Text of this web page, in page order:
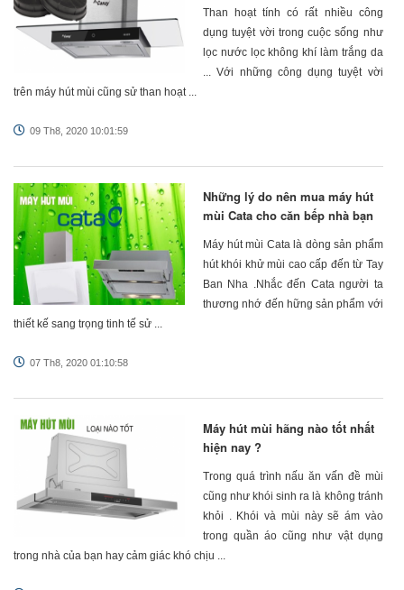
Than hoạt tính có rất nhiều công
dụng tuyệt vời trong cuộc sống như
lọc nước lọc không khí làm trắng da
... Với những công dụng tuyệt vời
trên máy hút mùi cũng sử than hoạt ...
09 Th8, 2020 10:01:59
Những lý do nên mua máy hút
mùi Cata cho căn bếp nhà bạn
Máy hút mùi Cata là dòng sản phẩm
hút khói khử mùi cao cấp đến từ Tay
Ban Nha .Nhắc đến Cata người ta
thương nhớ đến hững sản phẩm với
thiết kế sang trọng tinh tế sử ...
07 Th8, 2020 01:10:58
Máy hút mùi hãng nào tốt nhất
hiện nay ?
Trong quá trình nấu ăn vấn đề mùi
cũng như khói sinh ra là không tránh
khỏi . Khói và mùi này sẽ ám vào
trong quần áo cũng như vật dụng
trong nhà của bạn hay cảm giác khó chịu ...